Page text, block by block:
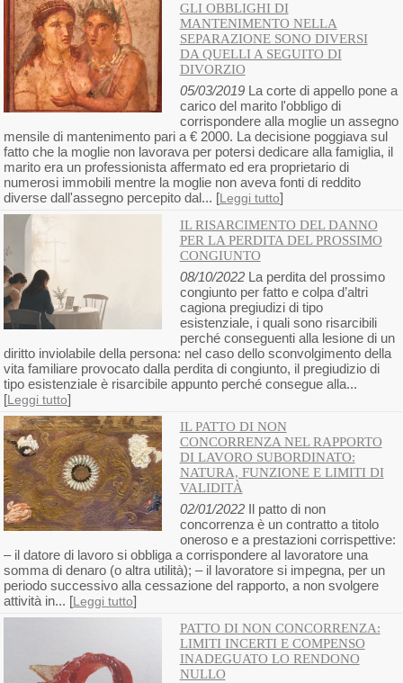
GLI OBBLIGHI DI
MANTENIMENTO NELLA
SEPARAZIONE SONO DIVERSI
DA QUELLI A SEGUITO DI
DIVORZIO
05/03/2019La corte di appello pone a
carico del marito l'obbligo di
corrispondere alla moglie un assegno
mensile di mantenimento pari a € 2000. La decisione poggiava sul
fatto che la moglie non lavorava per potersi dedicare alla famiglia, il
marito era un professionista affermato ed era proprietario di
numerosi immobili mentre la moglie non aveva fonti di reddito
diverse dall'assegno percepito dal... [Leggi tutto]
IL RISARCIMENTO DEL DANNO
PER LA PERDITA DEL PROSSIMO
CONGIUNTO
08/10/2022La perdita del prossimo
congiunto per fatto e colpa d’altri
cagiona pregiudizi di tipo
esistenziale, i quali sono risarcibili
perché conseguenti alla lesione di un
diritto inviolabile della persona: nel caso dello sconvolgimento della
vita familiare provocato dalla perdita di congiunto, il pregiudizio di
tipo esistenziale è risarcibile appunto perché consegue alla...
[Leggi tutto]
IL PATTO DI NON
CONCORRENZA NEL RAPPORTO
DI LAVORO SUBORDINATO:
NATURA, FUNZIONE E LIMITI DI
VALIDITÀ
02/01/2022Il patto di non
concorrenza è un contratto a titolo
oneroso e a prestazioni corrispettive:
– il datore di lavoro si obbliga a corrispondere al lavoratore una
somma di denaro (o altra utilità); – il lavoratore si impegna, per un
periodo successivo alla cessazione del rapporto, a non svolgere
attività in... [Leggi tutto]
PATTO DI NON CONCORRENZA:
LIMITI INCERTI E COMPENSO
INADEGUATO LO RENDONO
NULLO